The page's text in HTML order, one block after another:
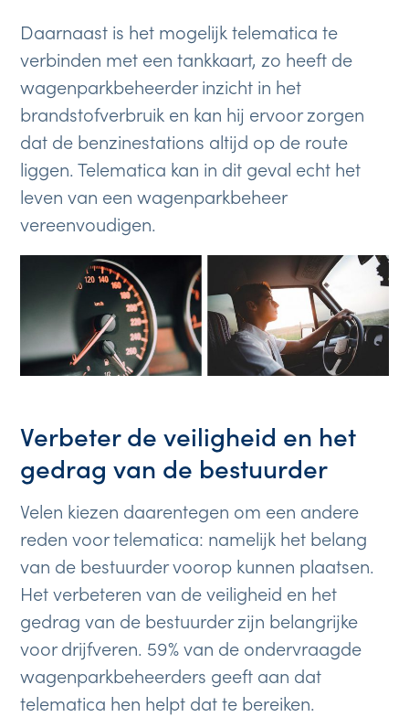
Daarnaast is het mogelijk telematica te
verbinden met een tankkaart, zo heeft de
wagenparkbeheerder inzicht in het
brandstofverbruik en kan hij ervoor zorgen
dat de benzinestations altijd op de route
liggen. Telematica kan in dit geval echt het
leven van een wagenparkbeheer
vereenvoudigen.
Verbeter de veiligheid en het
gedrag van de bestuurder
Velen kiezen daarentegen om een ​​andere
reden voor telematica: namelijk het belang
van de bestuurder voorop kunnen plaatsen.
Het verbeteren van de veiligheid en het
gedrag van de bestuurder zijn belangrijke
voor drijfveren. 59% van de ondervraagde
wagenparkbeheerders geeft aan dat
telematica hen helpt dat te bereiken.